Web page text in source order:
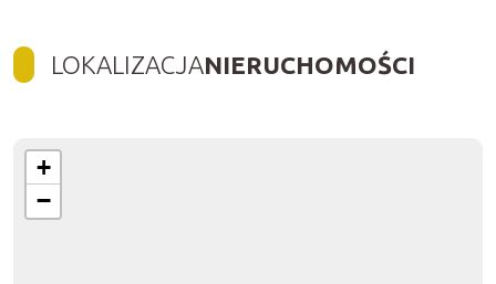
LOKALIZACJANIERUCHOMOŚCI
+
−